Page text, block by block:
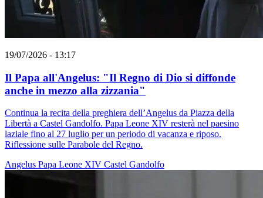
19/07/2026 - 13:17
Il Papa all'Angelus: "Il Regno di Dio si diffonde
anche in mezzo alla zizzania"
Continua la recita della preghiera dell’Angelus da Piazza della
Libertà a Castel Gandolfo. Papa Leone XIV resterà nel paesino
laziale fino al 27 luglio per un periodo di vacanza e riposo.
Riflessione sulle Parabole del Regno.
Angelus Papa Leone XIV Castel Gandolfo